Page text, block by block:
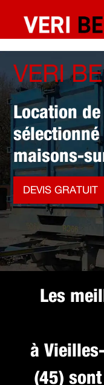
contenu
VERI
Location
maisons-
DEVIS GRATUIT
Les
à
(45)